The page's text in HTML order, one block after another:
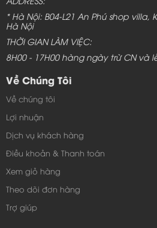
* Hà Nội: B04-L21 An Phú shop villa,
Hà Nội
THỜI GIAN LÀM VIỆC:
8H00 - 17H00 hàng ngày trừ CN và
Về Chúng Tôi
Về chúng tôi
Lợi nhuận
Dịch vụ khách hàng
Điều khoản & Thanh toán
Xem giỏ hàng
Theo dõi đơn hàng
Trợ giúp